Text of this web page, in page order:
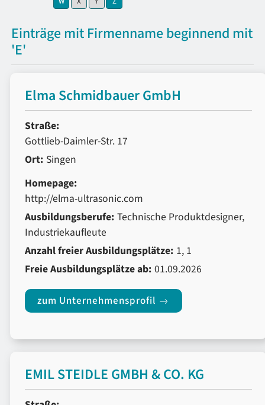
Einträge mit Firmenname beginnend mit
'E'
Elma Schmidbauer GmbH
Straße:
Gottlieb-Daimler-Str. 17
Ort: Singen
Homepage:
http://elma-ultrasonic.com
Ausbildungsberufe: Technische Produktdesigner,
Industriekaufleute
Anzahl freier Ausbildungsplätze: 1, 1
Freie Ausbildungsplätze ab: 01.09.2026
zum Unternehmensprofil
EMIL STEIDLE GMBH & CO. KG